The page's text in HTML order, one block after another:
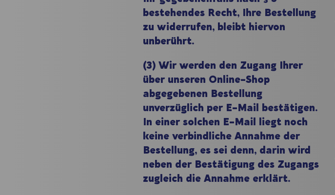
bestehendes Recht, Ihre Bestellung
zu widerrufen, bleibt hiervon
unberührt.
(3) Wir werden den Zugang Ihrer
über unseren Online-Shop
abgegebenen Bestellung
unverzüglich per E-Mail bestätigen.
In einer solchen E-Mail liegt noch
keine verbindliche Annahme der
Bestellung, es sei denn, darin wird
neben der Bestätigung des Zugangs
zugleich die Annahme erklärt.